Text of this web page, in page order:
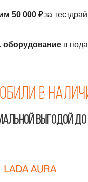
50 000 ₽за
оборудование в
в
ВЫГОДОЙ ДО
LADA AURA